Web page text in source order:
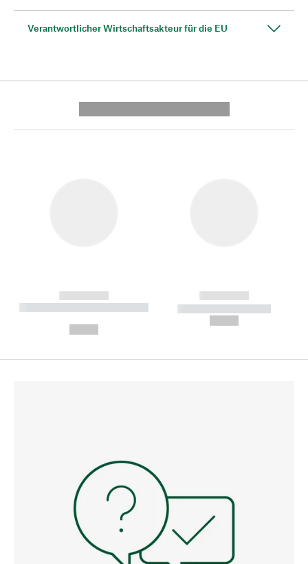
Verantwortlicher Wirtschaftsakteur für die EU
------------
----------- ----------- --------
------------
----------- -----------